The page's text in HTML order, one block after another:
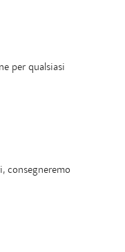
per qualsiasi
consegneremo